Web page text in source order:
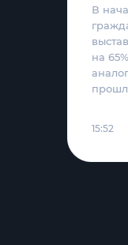
В
на
15:52